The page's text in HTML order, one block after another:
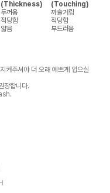
(Thickness)
(Touching)
두꺼움
까슬거림
적당함
적당함
얇음
부드러움
켜주셔야 더 오래 예쁘게 입으실
장합니다.